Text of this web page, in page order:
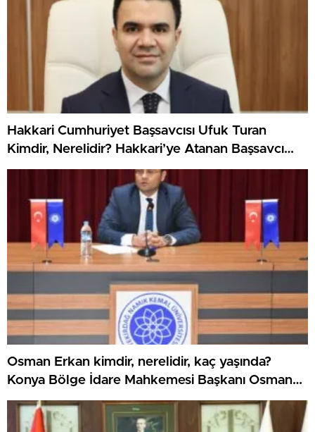
Hakkari Cumhuriyet Başsavcısı Ufuk Turan
Kimdir, Nerelidir? Hakkari’ye Atanan Başsavcı
Ufuk Turan’ın Kariyeri
Osman Erkan kimdir, nerelidir, kaç yaşında?
Konya Bölge İdare Mahkemesi Başkanı Osman
Erkan’ın kariyeri